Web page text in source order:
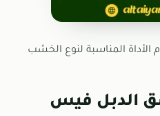
المناسبة لنوع الخشب
الدبل فيس